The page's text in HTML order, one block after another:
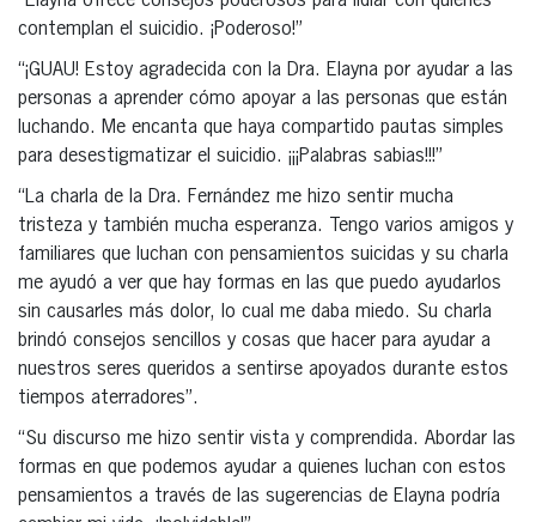
contemplan el suicidio. ¡Poderoso!”
“¡GUAU! Estoy agradecida con la Dra. Elayna por ayudar a las
personas a aprender cómo apoyar a las personas que están
luchando. Me encanta que haya compartido pautas simples
para desestigmatizar el suicidio. ¡¡¡Palabras sabias!!!”
“La charla de la Dra. Fernández me hizo sentir mucha
tristeza y también mucha esperanza. Tengo varios amigos y
familiares que luchan con pensamientos suicidas y su charla
me ayudó a ver que hay formas en las que puedo ayudarlos
sin causarles más dolor, lo cual me daba miedo. Su charla
brindó consejos sencillos y cosas que hacer para ayudar a
nuestros seres queridos a sentirse apoyados durante estos
tiempos aterradores”.
“Su discurso me hizo sentir vista y comprendida. Abordar las
formas en que podemos ayudar a quienes luchan con estos
pensamientos a través de las sugerencias de Elayna podría